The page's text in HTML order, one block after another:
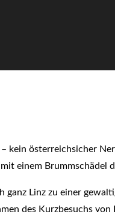
österreichsicher
einem
Linz zu einer
des Kurzbesuchs